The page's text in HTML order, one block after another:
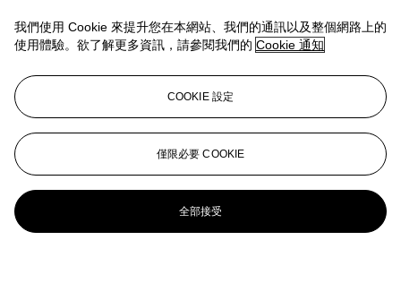
我們使用 Cookie 來提升您在本網站、我們的通訊以及整個網路上的
使用體驗。欲了解更多資訊，請參閱我們的 Cookie 通知
COOKIE 設定
僅限必要 COOKIE
全部接受